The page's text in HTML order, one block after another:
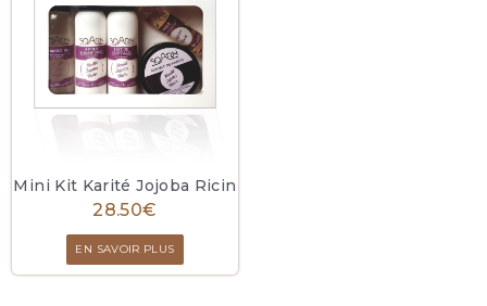
Mini Kit Karité Jojoba Ricin
28.50€
EN SAVOIR PLUS